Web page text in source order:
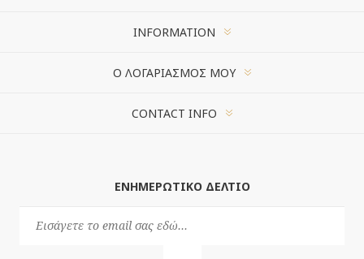
INFORMATION
Ο ΛΟΓΑΡΙΑΣΜΌΣ ΜΟΥ
CONTACT INFO
ΕΝΗΜΕΡΩΤΙΚΌ ΔΕΛΤΊΟ